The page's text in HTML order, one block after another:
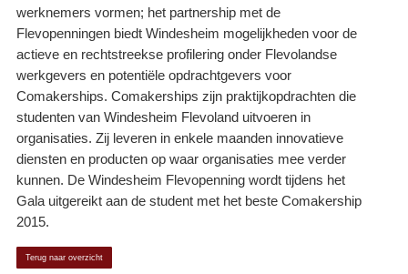
werknemers vormen; het partnership met de
Flevopenningen biedt Windesheim mogelijkheden voor de
actieve en rechtstreekse profilering onder Flevolandse
werkgevers en potentiële opdrachtgevers voor
Comakerships. Comakerships zijn praktijkopdrachten die
studenten van Windesheim Flevoland uitvoeren in
organisaties. Zij leveren in enkele maanden innovatieve
diensten en producten op waar organisaties mee verder
kunnen. De Windesheim Flevopenning wordt tijdens het
Gala uitgereikt aan de student met het beste Comakership
2015.
Terug naar overzicht